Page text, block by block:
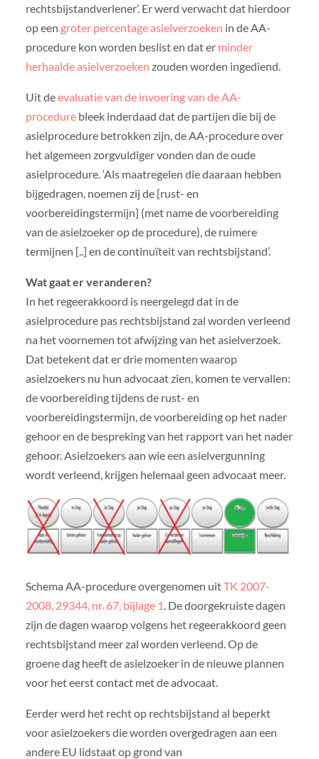
rechtsbijstandverlener’. Er werd verwacht dat hierdoor
op een groter percentage asielverzoeken in de AA-
procedure kon worden beslist en dat er minder
herhaalde asielverzoeken zouden worden ingediend.
Uit deevaluatie van de invoering van de AA-
procedurebleek inderdaad dat de partijen die bij de
asielprocedure betrokken zijn, de AA-procedure over
het algemeen zorgvuldiger vonden dan de oude
asielprocedure. ‘Als maatregelen die daaraan hebben
bijgedragen, noemen zij de [rust- en
voorbereidingstermijn] (met name de voorbereiding
van de asielzoeker op de procedure), de ruimere
termijnen [..] en de continuïteit van rechtsbijstand’.
Wat gaat er veranderen?
In het regeerakkoord is neergelegd dat in de
asielprocedure pas rechtsbijstand zal worden verleend
na het voornemen tot afwijzing van het asielverzoek.
Dat betekent dat er drie momenten waarop
asielzoekers nu hun advocaat zien, komen te vervallen:
de voorbereiding tijdens de rust- en
voorbereidingstermijn, de voorbereiding op het nader
gehoor en de bespreking van het rapport van het nader
gehoor. Asielzoekers aan wie een asielvergunning
wordt verleend, krijgen helemaal geen advocaat meer.
Schema AA-procedure overgenomen uitTK 2007-
2008, 29344, nr. 67, bijlage 1 . De doorgekruiste dagen
zijn de dagen waarop volgens het regeerakkoord geen
rechtsbijstand meer zal worden verleend. Op de
groene dag heeft de asielzoeker in de nieuwe plannen
voor het eerst contact met de advocaat.
Eerder werd het recht op rechtsbijstand al beperkt
voor asielzoekers die worden overgedragen aan een
andere EU lidstaat op grond van